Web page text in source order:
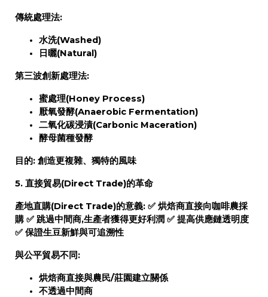
傳統處理法:
水洗(Washed)
日曬(Natural)
第三波創新處理法:
蜜處理(Honey Process)
厭氧發酵(Anaerobic Fermentation)
二氧化碳浸漬(Carbonic Maceration)
酵母菌種發酵
目的: 創造更複雜、獨特的風味
5. 直接貿易(Direct Trade)的革命
產地直購(Direct Trade)的意義: ✅ 烘焙商直接向咖啡農採
購 ✅ 跳過中間商,生產者獲得更好利潤 ✅ 提高供應鏈透明度
✅ 保證生豆新鮮與可追溯性
與公平貿易不同:
烘焙商直接與農民/莊園建立關係
不透過中間商